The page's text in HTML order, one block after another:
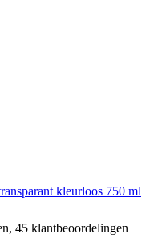
kleurloos 750 ml
45 klantbeoordelingen